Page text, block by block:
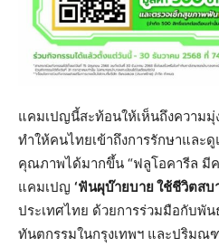
แคมเปญนี้สะท้อนให้เห็นถึงความ
ทำให้คนไทยเข้าถึงการรักษาและ
คุณภาพได้มากขึ้น “ฟลูโอคารีล มี
แคมเปญ ‘ฟันผุบ๊ายบาย ใช้ชีวิตสบ
ประเทศไทย ด้วยการร่วมมือกับพั
ทันตกรรมในกรุงเทพฯ และปริมณ